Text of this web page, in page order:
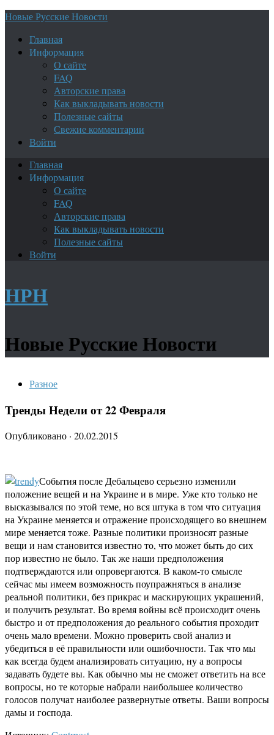
Новые Русские Новости
Главная
Информация
О сайте
FAQ
Авторские права
Как выкладывать новости
Полезные сайты
Свежие комментарии
Войти
Главная
Информация
О сайте
FAQ
Авторские права
Как выкладывать новости
Полезные сайты
Войти
НРН
Новые Русские Новости
Разное
Тренды Недели от 22 Февраля
Опубликовано · 20.02.2015
События после Дебальцево серьезно изменили
положение вещей и на Украине и в мире. Уже кто только не
высказывался по этой теме, но вся штука в том что ситуация
на Украине меняется и отражение происходящего во внешнем
мире меняется тоже. Разные политики произносят разные
вещи и нам становится известно то, что может быть до сих
пор известно не было. Так же наши предположения
подтверждаются или опровергаются. В каком-то смысле
сейчас мы имеем возможность поупражняться в анализе
реальной политики, без прикрас и маскирующих украшений,
и получить результат. Во время войны всё происходит очень
быстро и от предположения до реального события проходит
очень мало времени. Можно проверить свой анализ и
убедиться в её правильности или ошибочности. Так что мы
как всегда будем анализировать ситуацию, ну а вопросы
задавать будете вы. Как обычно мы не сможет ответить на все
вопросы, но те которые набрали наибольшее количество
голосов получат наиболее развернутые ответы. Ваши вопросы
дамы и господа.